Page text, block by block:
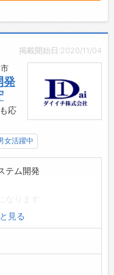
掲載開始日:2020/11/04
発
応
女活躍中
テム開発
での制御機器の開発
(主にC#）
見る